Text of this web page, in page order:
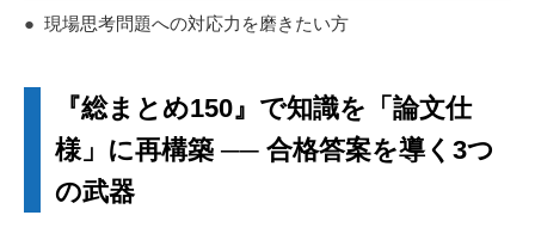
● 現場思考問題への対応力を磨きたい方
『総まとめ150』で知識を「論文仕
様」に再構築 ── 合格答案を導く3つ
の武器